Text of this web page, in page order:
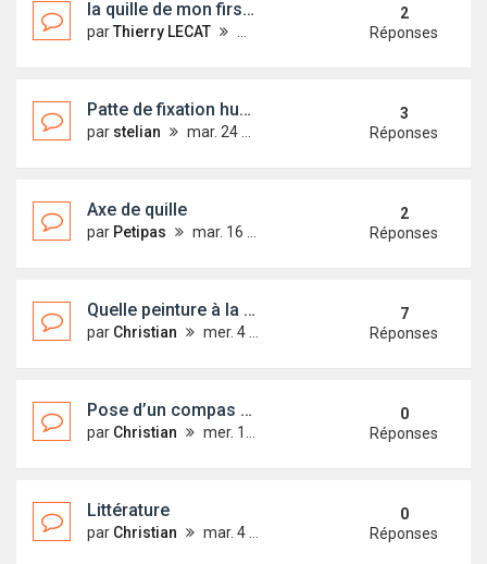
la quille de mon first est devenue très difficile à remonter
parThierry LECAT
2
Réponses
Patte de fixation hublot avant
par stelian mar. 24 août 2021 16:10
3
Réponses
Axe de quille
par Petipas mar. 16 mars 2021 09:19
2
Réponses
Quelle peinture à la place du vaigrage ?
par Christian mer. 4 sept. 2019 23:44
7
Réponses
Pose d’un compas de cloison
par Christian mer. 14 août 2019 09:45
0
Réponses
Littérature
par Christian mar. 4 déc. 2018 23:05
0
Réponses